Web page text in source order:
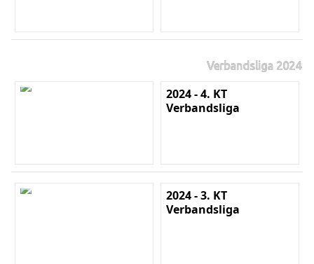
Verbandsliga 2024
2024 - 4. KT
Verbandsliga
2024 - 3. KT
Verbandsliga